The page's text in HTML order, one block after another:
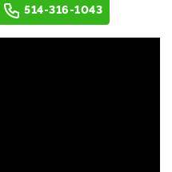
514-316-1043